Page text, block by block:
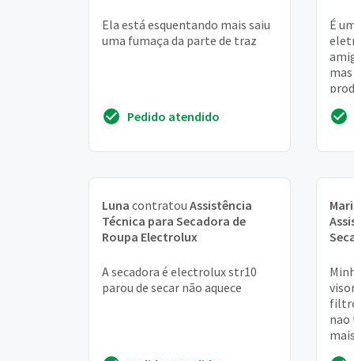
Ela está esquentando mais saiu
uma fumaça da parte de traz
Pedido atendido
É
Luna contratou Assistência
Técnica para Secadora de
Roupa Electrolux
A secadora é electrolux str10
parou de secar não aquece
nao